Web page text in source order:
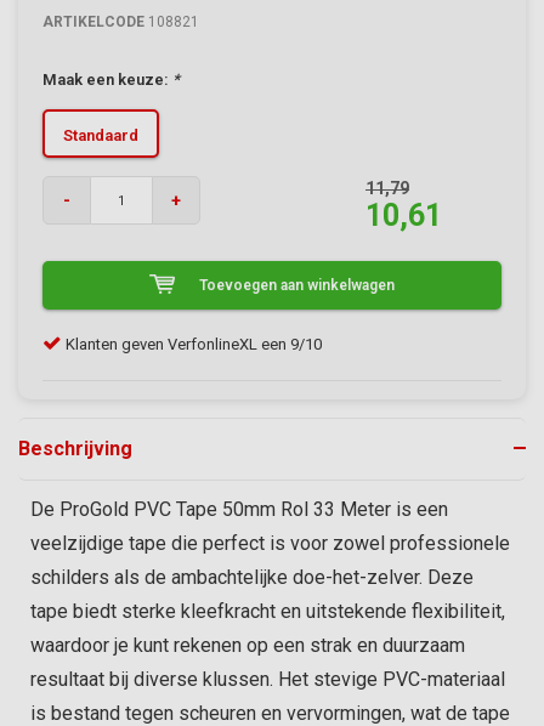
ARTIKELCODE 108821
Maak een keuze: *
Standaard
- +
11,79
10,61
Toevoegen aan winkelwagen
Klanten geven VerfonlineXL een 9/10
Beschrijving
De ProGold PVC Tape 50mm Rol 33 Meter is een
veelzijdige tape die perfect is voor zowel professionele
schilders als de ambachtelijke doe-het-zelver. Deze
tape biedt sterke kleefkracht en uitstekende flexibiliteit,
waardoor je kunt rekenen op een strak en duurzaam
resultaat bij diverse klussen. Het stevige PVC-materiaal
is bestand tegen scheuren en vervormingen, wat de tape